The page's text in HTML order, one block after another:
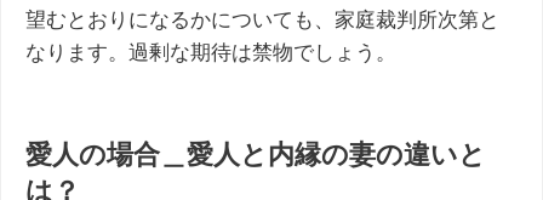
望むとおりになるかについても、家庭裁判所次第と
なります。過剰な期待は禁物でしょう。
愛人の場合＿愛人と内縁の妻の違いと
は？